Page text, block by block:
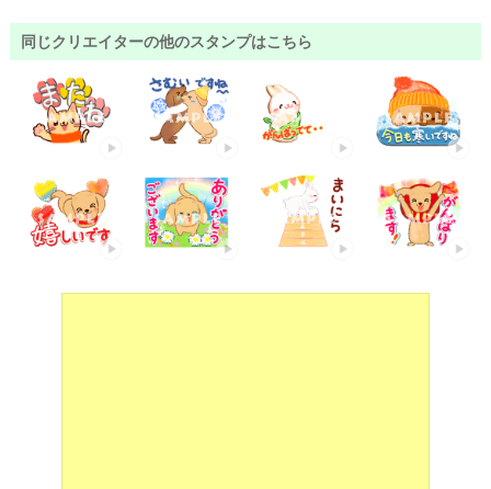
同じクリエイターの他のスタンプはこちら